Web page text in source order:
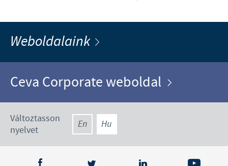
Weboldalaink
Ceva Corporate weboldal
Változtasson
nyelvet
En Hu